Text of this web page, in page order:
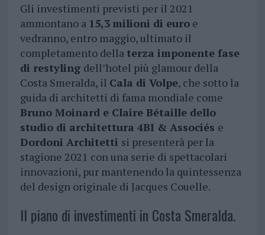
Gli investimenti previsti per il 2021
ammontano a 15,3 milioni di euroe
vedranno, entro maggio, ultimato il
completamento della terza imponente fase
di restyling dell’hotel più glamour della
Costa Smeralda, il Cala di Volpe, che sotto la
guida di architetti di fama mondiale come
Bruno Moinard e Claire Bétaille dello
studio di architettura 4BI & Associés e
Dordoni Architetti si presenterà per la
stagione 2021 con una serie di spettacolari
innovazioni, pur mantenendo la quintessenza
del design originale di Jacques Couelle.
Il piano di investimenti in Costa Smeralda.